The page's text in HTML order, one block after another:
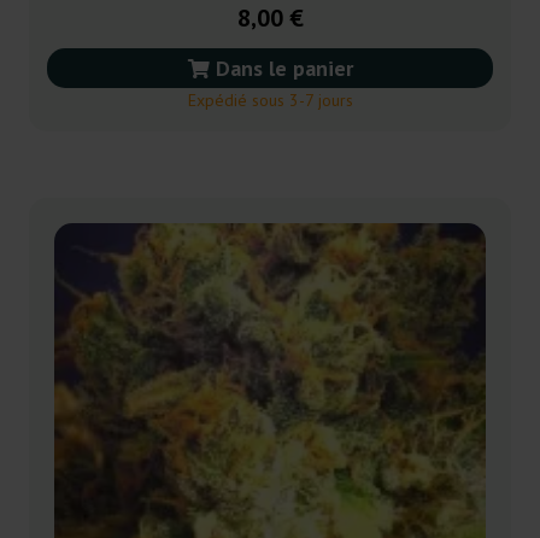
8,00 €
Dans le panier
Expédié sous 3-7 jours